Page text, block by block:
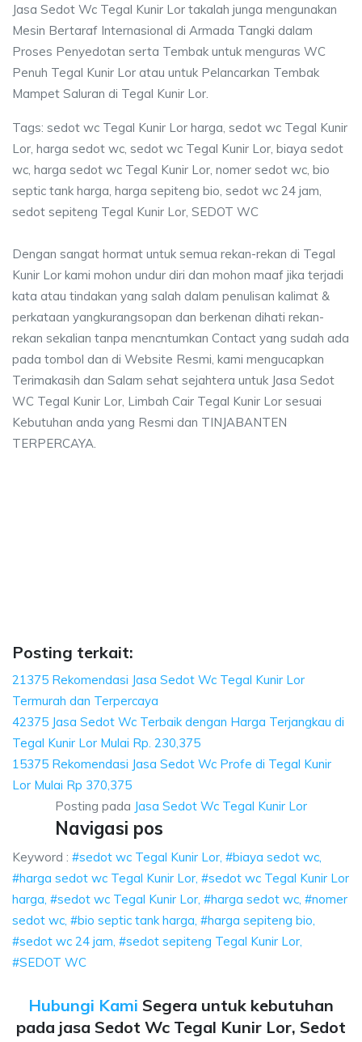
Jasa Sedot Wc Tegal Kunir Lor takalah junga mengunakan
Mesin Bertaraf Internasional di Armada Tangki dalam
Proses Penyedotan serta Tembak untuk menguras WC
Penuh Tegal Kunir Lor atau untuk Pelancarkan Tembak
Mampet Saluran di Tegal Kunir Lor.
Tags: sedot wc Tegal Kunir Lor harga, sedot wc Tegal Kunir
Lor, harga sedot wc, sedot wc Tegal Kunir Lor, biaya sedot
wc, harga sedot wc Tegal Kunir Lor, nomer sedot wc, bio
septic tank harga, harga sepiteng bio, sedot wc 24 jam,
sedot sepiteng Tegal Kunir Lor, SEDOT WC
Dengan sangat hormat untuk semua rekan-rekan di Tegal
Kunir Lor kami mohon undur diri dan mohon maaf jika terjadi
kata atau tindakan yang salah dalam penulisan kalimat &
perkataan yangkurangsopan dan berkenan dihati rekan-
rekan sekalian tanpa mencntumkan Contact yang sudah ada
pada tombol dan di Website Resmi, kami mengucapkan
Terimakasih dan Salam sehat sejahtera untuk Jasa Sedot
WC Tegal Kunir Lor, Limbah Cair Tegal Kunir Lor sesuai
Kebutuhan anda yang Resmi dan TINJABANTEN
TERPERCAYA.
Posting terkait:
21375 Rekomendasi Jasa Sedot Wc Tegal Kunir Lor
Termurah dan Terpercaya
42375 Jasa Sedot Wc Terbaik dengan Harga Terjangkau di
Tegal Kunir Lor Mulai Rp. 230,375
15375 Rekomendasi Jasa Sedot Wc Profe di Tegal Kunir
Lor Mulai Rp 370,375
Posting pada Jasa Sedot Wc Tegal Kunir Lor
Navigasi pos
Keyword : #sedot wc Tegal Kunir Lor, #biaya sedot wc,
#harga sedot wc Tegal Kunir Lor, #sedot wc Tegal Kunir Lor
harga, #sedot wc Tegal Kunir Lor, #harga sedot wc, #nomer
sedot wc, #bio septic tank harga, #harga sepiteng bio,
#sedot wc 24 jam, #sedot sepiteng Tegal Kunir Lor,
#SEDOT WC
Hubungi Kami Segera untuk kebutuhan
pada jasa Sedot Wc Tegal Kunir Lor, Sedot